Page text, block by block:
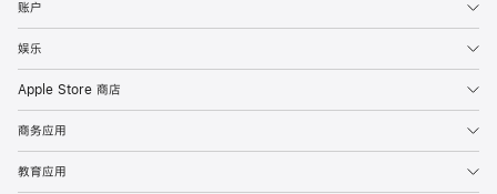
账户
娱乐
Apple Store 商店
商务应用
教育应用